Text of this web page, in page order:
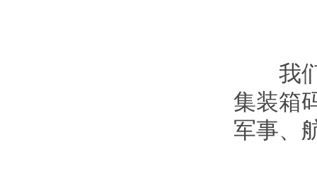
我们
集装箱
军事、